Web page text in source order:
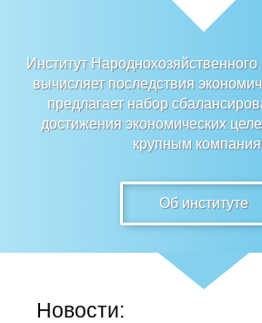
Общие требования
Стандарты
Научные труды
О журнале
Выпуски
Редакционная этика
Информация для
Общие требования
Институт
вычисляет последствия
предлагает набор
достижения экономических
крупным
Об институте
Новости: